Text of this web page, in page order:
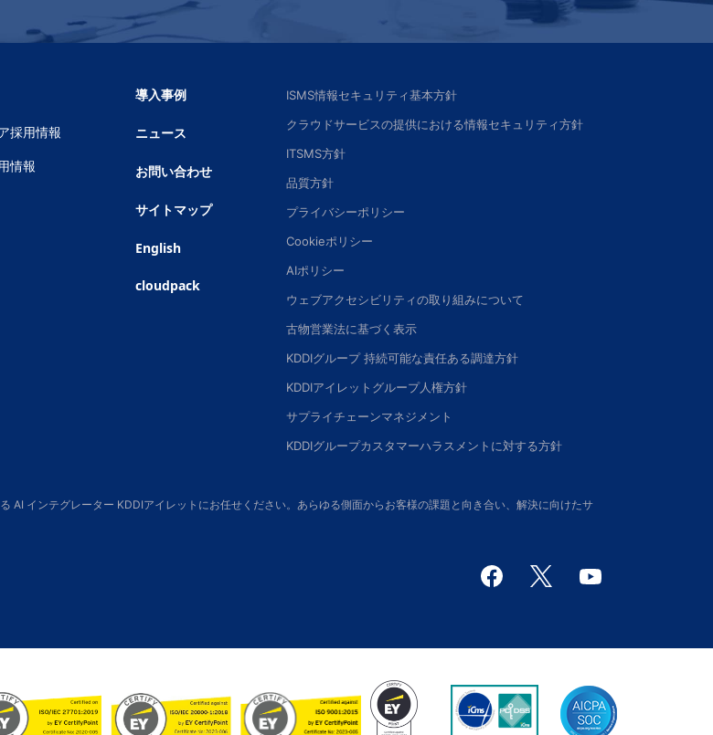
採用情報
情報
導入事例
ニュース
お問い合わせ
サイトマップ
English
cloudpack
ISMS情報セキュリティ基本方針
クラウドサービスの提供における情報セキュリティ方針
ITSMS方針
品質方針
プライバシーポリシー
Cookieポリシー
AIポリシー
ウェブアクセシビリティの取り組みについて
古物営業法に基づく表示
KDDIグループ 持続可能な責任ある調達方針
KDDIアイレットグループ人権方針
サプライチェーンマネジメント
KDDIグループカスタマーハラスメントに対する方針
AI インテグレーター KDDIアイレットにお任せください。あらゆる側面からお客様の課題と向き合い、解決に向けたサ